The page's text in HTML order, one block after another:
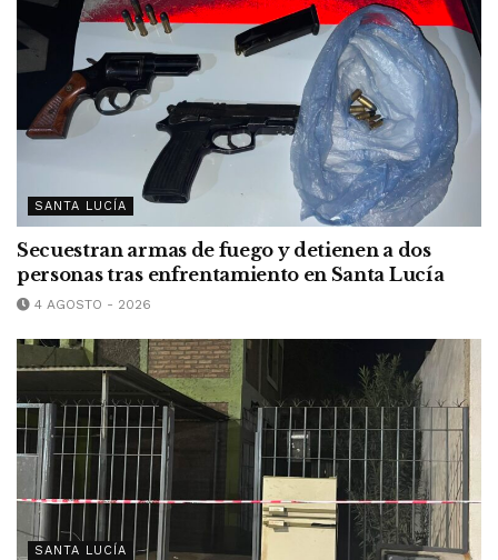
SANTA LUCÍA
Secuestran armas de fuego y detienen a dos
personas tras enfrentamiento en Santa Lucía
4 AGOSTO - 2026
SANTA LUCÍA